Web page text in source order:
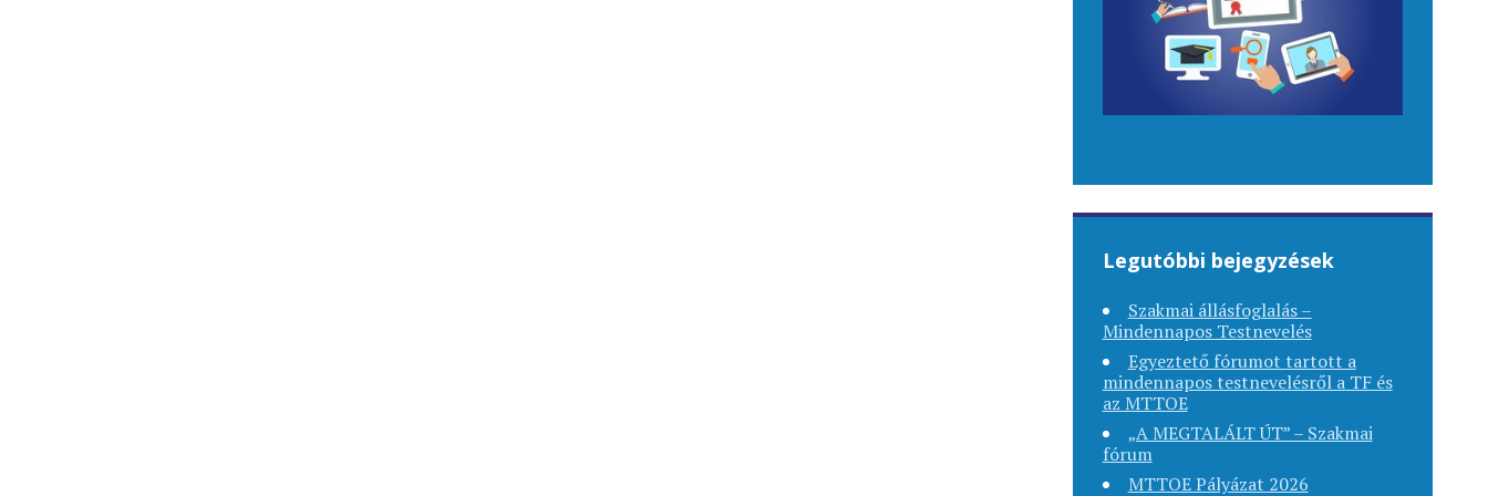
Legutóbbi bejegyzések
Szakmai állásfoglalás –
Mindennapos Testnevelés
Egyeztető fórumot tartott a
mindennapos testnevelésről a TF és
az MTTOE
„A MEGTALÁLT ÚT” – Szakmai
fórum
MTTOE Pályázat 2026